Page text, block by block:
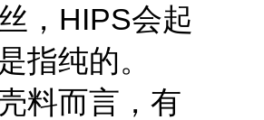
，HIPS会起
指纯的。
料而言，有